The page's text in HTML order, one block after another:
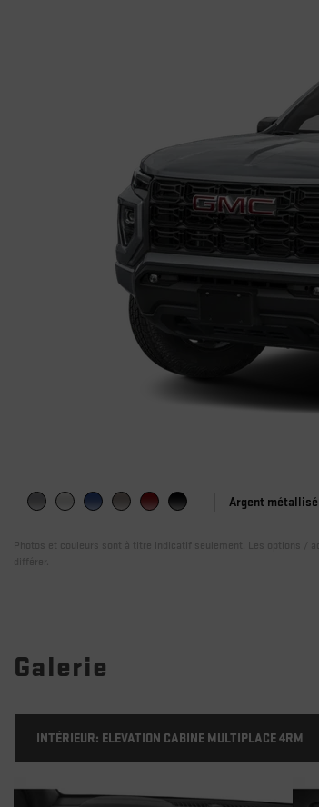
Argent métallisé
Galerie
INTÉRIEUR: ELEVATION CABINE MULTIPLACE 4RM